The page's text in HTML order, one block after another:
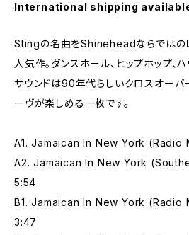
International shipping
Stingの名曲をShineheadならではの
人気作。ダンスホール、ヒップホップ、
サウンドは90年代らしいクロスオーバ
ーヴが楽しめる一枚です。
A1. Jamaican In New York (Radio
A2. Jamaican In New York
5:54
B1. Jamaican In New York (Radio
3:47